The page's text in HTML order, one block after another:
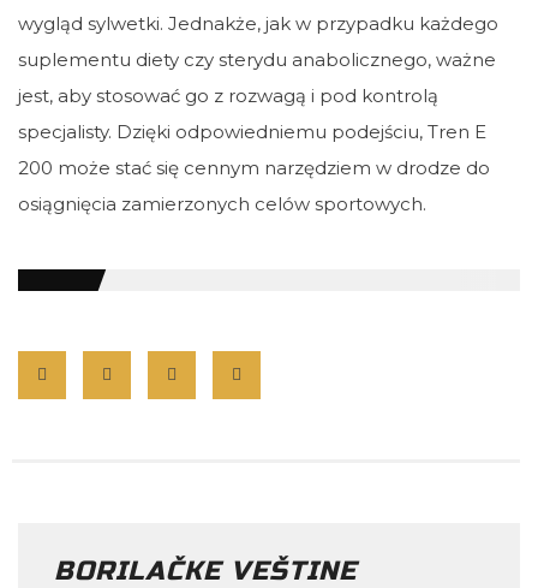
wygląd sylwetki. Jednakże, jak w przypadku każdego
suplementu diety czy sterydu anabolicznego, ważne
jest, aby stosować go z rozwagą i pod kontrolą
specjalisty. Dzięki odpowiedniemu podejściu, Tren E
200 może stać się cennym narzędziem w drodze do
osiągnięcia zamierzonych celów sportowych.
BORILAČKE VEŠTINE